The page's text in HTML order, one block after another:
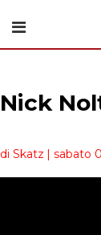
Nick
di Skatz | sabato